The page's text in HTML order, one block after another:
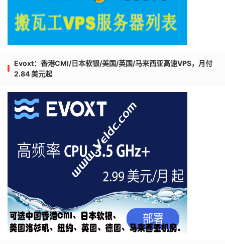
Evoxt：香港CMI/日本软银/美国/英国/马来西亚高速VPS，月付
2.84 美元起